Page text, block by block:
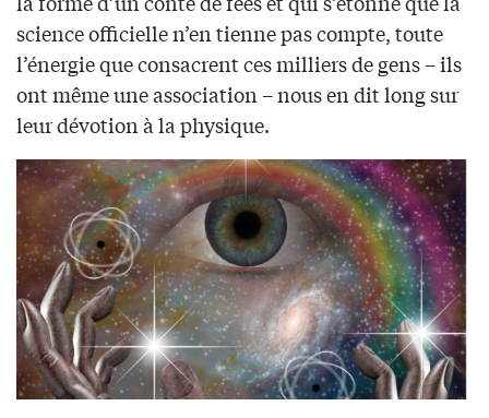
science officielle n’en tienne pas compte, toute
l’énergie que consacrent ces milliers de gens – ils
ont même une association – nous en dit long sur
leur dévotion à la physique.